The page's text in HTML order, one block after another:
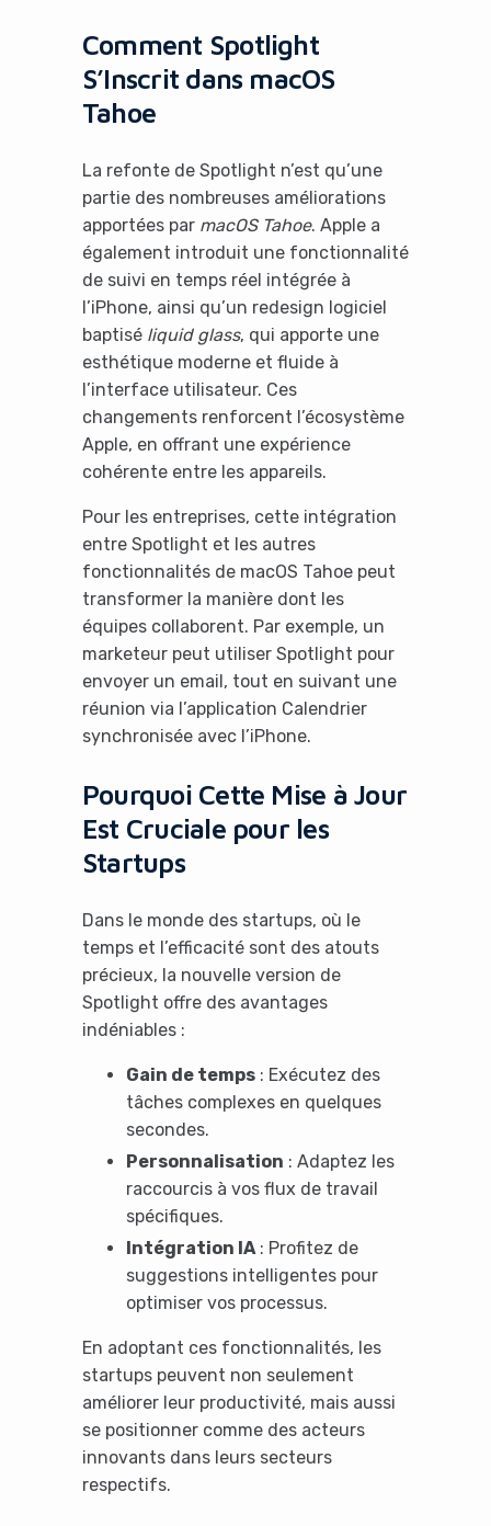
Comment Spotlight
S’Inscrit dans macOS
Tahoe
La refonte de Spotlight n’est qu’une
partie des nombreuses améliorations
apportées par macOS Tahoe. Apple a
également introduit une fonctionnalité
de suivi en temps réel intégrée à
l’iPhone, ainsi qu’un redesign logiciel
baptisé liquid glass, qui apporte une
esthétique moderne et fluide à
l’interface utilisateur. Ces
changements renforcent l’écosystème
Apple, en offrant une expérience
cohérente entre les appareils.
Pour les entreprises, cette intégration
entre Spotlight et les autres
fonctionnalités de macOS Tahoe peut
transformer la manière dont les
équipes collaborent. Par exemple, un
marketeur peut utiliser Spotlight pour
envoyer un email, tout en suivant une
réunion via l’application Calendrier
synchronisée avec l’iPhone.
Pourquoi Cette Mise à Jour
Est Cruciale pour les
Startups
Dans le monde des startups, où le
temps et l’efficacité sont des atouts
précieux, la nouvelle version de
Spotlight offre des avantages
indéniables :
Gain de temps: Exécutez des
tâches complexes en quelques
secondes.
Personnalisation : Adaptez les
raccourcis à vos flux de travail
spécifiques.
Intégration IA: Profitez de
suggestions intelligentes pour
optimiser vos processus.
En adoptant ces fonctionnalités, les
startups peuvent non seulement
améliorer leur productivité, mais aussi
se positionner comme des acteurs
innovants dans leurs secteurs
respectifs.
Yes, I will turn off Ad-Blocker
No Thanks